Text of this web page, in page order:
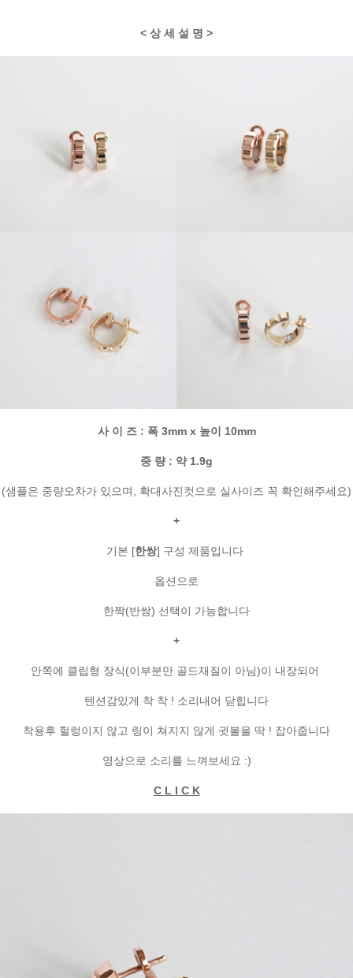
< 상 세 설 명 >
사 이 즈 : 폭 3mm x 높이 10mm
중 량 : 약 1.9g
(샘플은 중량오차가 있으며, 확대사진컷으로 실사이즈 꼭 확인해주세요)
+
기본 [한쌍] 구성 제품입니다
옵션으로
한짝(반쌍) 선택이 가능합니다
+
안쪽에 클립형 장식(이부분만 골드재질이 아님)이 내장되어
텐션감있게 착 착 ! 소리내어 닫힙니다
착용후 헐렁이지 않고 링이 쳐지지 않게 귓볼을 딱 ! 잡아줍니다
영상으로 소리를 느껴보세요 :)
C L I C K